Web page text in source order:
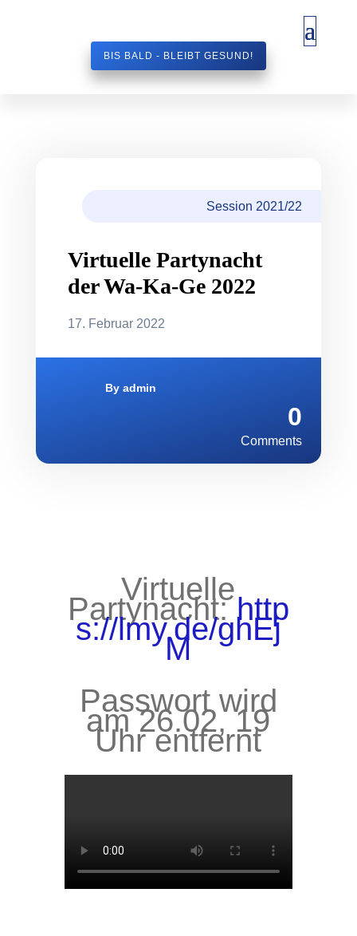
BIS BALD - BLEIBT GESUND!
Session 2021/22
Virtuelle Partynacht
der Wa-Ka-Ge 2022
17. Februar 2022
By admin
0
Comments
Virtuelle
Partynacht:http
s://lmy.de/ghEj
M
Passwort wird
am 26.02, 19
Uhr entfernt